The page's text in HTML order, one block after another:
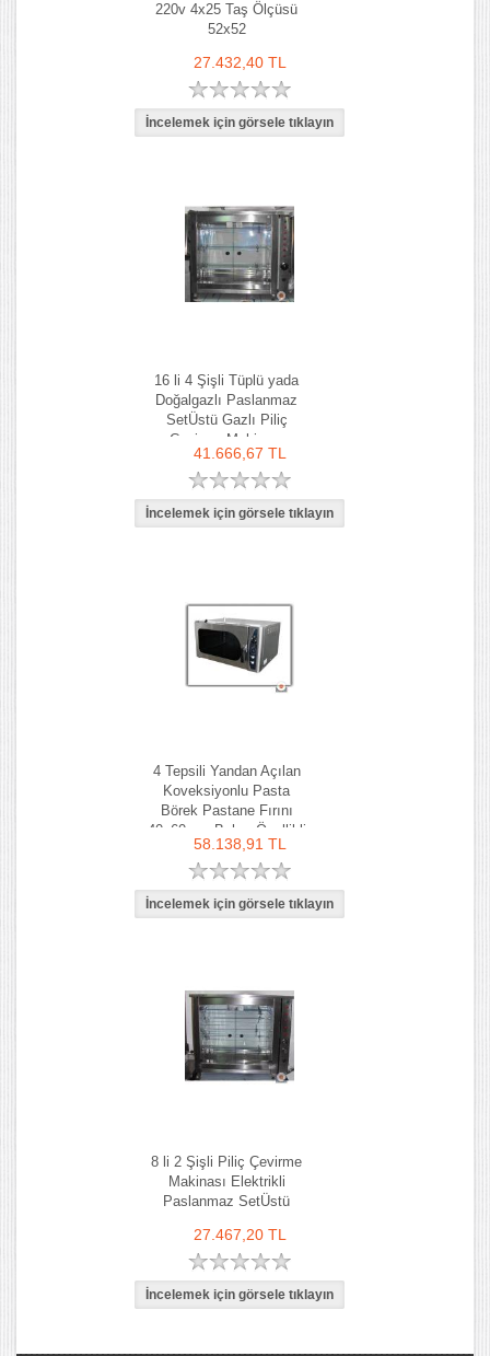
220v 4x25 Taş Ölçüsü
52x52
27.432,40 TL
16 li 4 Şişli Tüplü yada
Doğalgazlı Paslanmaz
SetÜstü Gazlı Piliç
Çevirme Makinası
41.666,67 TL
4 Tepsili Yandan Açılan
Koveksiyonlu Pasta
Börek Pastane Fırını
40x60 cm Buhar Özellikli
58.138,91 TL
8 li 2 Şişli Piliç Çevirme
Makinası Elektrikli
Paslanmaz SetÜstü
27.467,20 TL